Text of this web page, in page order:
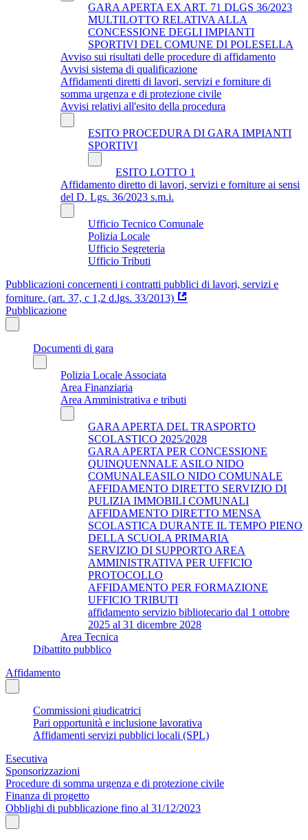
GARA APERTA EX ART. 71 DLGS 36/2023
MULTILOTTO RELATIVA ALLA
CONCESSIONE DEGLI IMPIANTI
SPORTIVI DEL COMUNE DI POLESELLA
Avviso sui risultati delle procedure di affidamento
Avvisi sistema di qualificazione
Affidamenti diretti di lavori, servizi e forniture di
somma urgenza e di protezione civile
Avvisi relativi all'esito della procedura
ESITO PROCEDURA DI GARA IMPIANTI
SPORTIVI
ESITO LOTTO 1
Affidamento diretto di lavori, servizi e forniture ai sensi
del D. Lgs. 36/2023 s.m.i.
Ufficio Tecnico Comunale
Polizia Locale
Ufficio Segreteria
Ufficio Tributi
Pubblicazioni concernenti i contratti pubblici di lavori, servizi e
forniture. (art. 37, c 1,2 d.lgs. 33/2013)
Pubblicazione
Documenti di gara
Polizia Locale Associata
Area Finanziaria
Area Amministrativa e tributi
GARA APERTA DEL TRASPORTO
SCOLASTICO 2025/2028
GARA APERTA PER CONCESSIONE
QUINQUENNALE ASILO NIDO
COMUNALEASILO NIDO COMUNALE
AFFIDAMENTO DIRETTO SERVIZIO DI
PULIZIA IMMOBILI COMUNALI
AFFIDAMENTO DIRETTO MENSA
SCOLASTICA DURANTE IL TEMPO PIENO
DELLA SCUOLA PRIMARIA
SERVIZIO DI SUPPORTO AREA
AMMINISTRATIVA PER UFFICIO
PROTOCOLLO
AFFIDAMENTO PER FORMAZIONE
UFFICIO TRIBUTI
affidamento servizio bibliotecario dal 1 ottobre
2025 al 31 dicembre 2028
Area Tecnica
Dibattito pubblico
Affidamento
Commissioni giudicatrici
Pari opportunità e inclusione lavorativa
Affidamenti servizi pubblici locali (SPL)
Esecutiva
Sponsorizzazioni
Procedure di somma urgenza e di protezione civile
Finanza di progetto
Obblighi di pubblicazione fino al 31/12/2023